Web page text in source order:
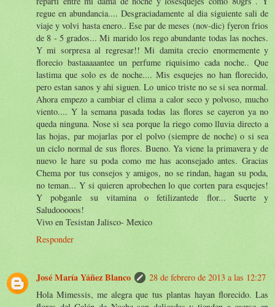
regue en abundancia.... Desgraciadamente al dia siguiente sali de
viaje y volvi hasta enero.. Ese par de meses (nov-dic) fyeron frios
de 8 - 5 grados... Mi marido los rego abundante todas las noches.
Y mi sorpresa al regresar!! Mi damita crecio enormemente y
florecio bastaaaaantee un perfume riquisimo cada noche.. Que
lastima que solo es de noche.... Mis esquejes no han florecido,
pero estan sanos y ahi siguen. Lo unico triste no se si sea normal.
Ahora empezo a cambiar el clima a calor seco y polvoso, mucho
viento.... Y la semana pasada todas las flores se cayeron ya no
queda ninguna. Nose si sea porque la riego como lluvia directo a
las hojas, par mojarlas por el polvo (siempre de noche) o si sea
un ciclo normal de sus flores. Bueno. Ya viene la primavera y de
nuevo le hare su poda como me has aconsejado antes. Gracias
Chema por tus consejos y amigos, no se rindan, hagan su poda,
no teman... Y si quieren aprobechen lo que corten para esquejes!
Y pobganle su vitamina o fetilizantede flor... Suerte y
Saludooooos!
Vivo en Tesistan Jalisco- Mexico
Responder
José María Yáñez Blanco
28 de febrero de 2013 a las 12:27
Hola Mimessis, me alegra que tus plantas hayan florecido. Las